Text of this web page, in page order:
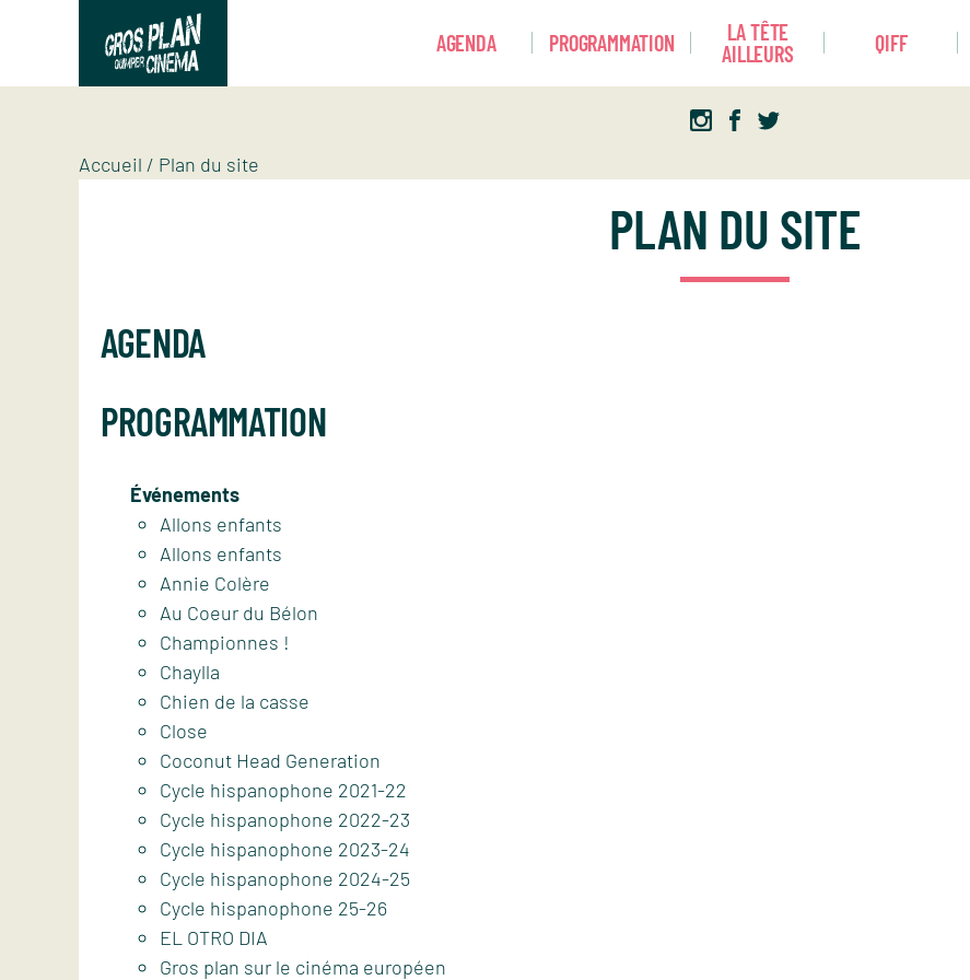
Panneau de gestion des cookies
Gros planAssociation d’éducation artistique
AGENDA PROGRAMMATION
LA TÊTE
AILLEURS
QIFF
Accueil / Plan du site
PLAN DU SITE
AGENDA
PROGRAMMATION
Événements
Allons enfants
Allons enfants
Annie Colère
Au Coeur du Bélon
Championnes !
Chaylla
Chien de la casse
Close
Coconut Head Generation
Cycle hispanophone 2021-22
Cycle hispanophone 2022-23
Cycle hispanophone 2023-24
Cycle hispanophone 2024-25
Cycle hispanophone 25-26
EL OTRO DIA
Gros plan sur le cinéma européen